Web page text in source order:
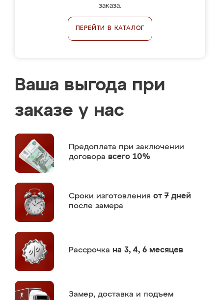
заказа.
ПЕРЕЙТИ В КАТАЛОГ
Ваша выгода при
заказе у нас
Предоплата при заключении
договора всего 10%
Сроки изготовления от 7 дней
после замера
Рассрочка на 3, 4, 6 месяцев
Замер, доставка и подъем